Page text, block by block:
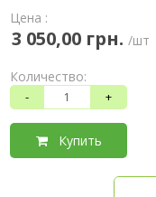
Цена :
3 050,00 грн. /шт
Количество:
- +
Купить